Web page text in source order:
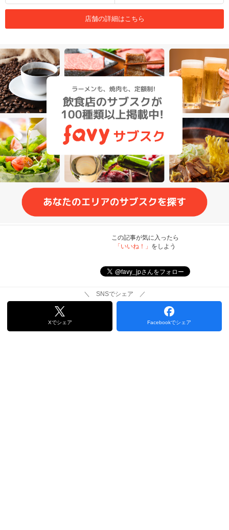
店舗の詳細はこちら
この記事が気に入ったら
「いいね！」 をしよう
＼ SNSでシェア ／
Xでシェア Facebookでシェア